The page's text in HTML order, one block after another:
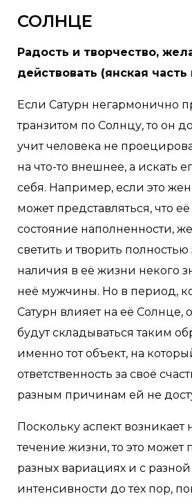
СОЛНЦЕ
Радость и творчество,
действовать (янская часть
Если Сатурн негармонично
транзитом по Солнцу, то он
учит человека не
на что-то внешнее, а искать
себя. Например, если это
может представляться, что
состояние наполненности,
светить и творить полностью
наличия в её жизни некого
неё мужчины. Но в период,
Сатурн влияет на её Солнце,
будут складываться таким
именно тот объект, на
ответственность за своё
разным причинам ей не
Поскольку аспект возникает
течение жизни, то это может
разных вариациях и с
интенсивности до тех пор,